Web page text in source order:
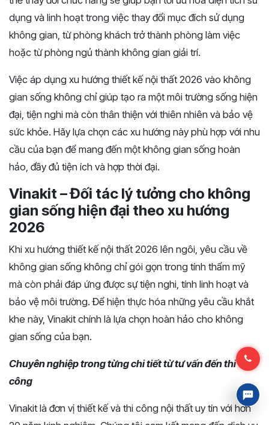
dụng và linh hoạt trong việc thay đổi mục đích sử dụng
không gian, từ phòng khách trở thành phòng làm việc
hoặc từ phòng ngủ thành không gian giải trí.
Việc áp dụng xu hướng thiết kế nội thất 2026 vào không
gian sống không chỉ giúp tạo ra một môi trường sống hiện
đại, tiện nghi mà còn thân thiện với thiên nhiên và bảo vệ
sức khỏe. Hãy lựa chọn các xu hướng này phù hợp với nhu
cầu của bạn để mang đến một không gian sống hoàn
hảo, đầy đủ tiện ích và hợp thời đại.
Vinakit – Đối tác lý tưởng cho không
gian sống hiện đại theo xu hướng
2026
Khi xu hướng thiết kế nội thất 2026 lên ngôi, yêu cầu về
không gian sống không chỉ gói gọn trong tính thẩm mỹ
mà còn phải đáp ứng được sự tiện nghi, tính linh hoạt và
bảo vệ môi trường. Để hiện thực hóa những yêu cầu khắt
khe này, Vinakit chính là lựa chọn hoàn hảo cho không
gian sống của bạn.
Chuyên nghiệp trong từng chi tiết từ tư vấn đến thi
công
Vinakit là đơn vị thiết kế và thi công nội thất uy tín với hơn